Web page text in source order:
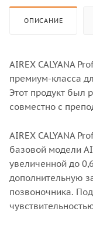
ОПИСАНИЕ
AIREX CALYANA
премиум-класса
Этот продукт был
совместно с
AIREX CALYANA
базовой модели
увеличенной до
дополнительную
позвоночника.